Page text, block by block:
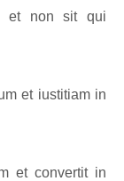
et non sit qui
et iustitiam in
et convertit in